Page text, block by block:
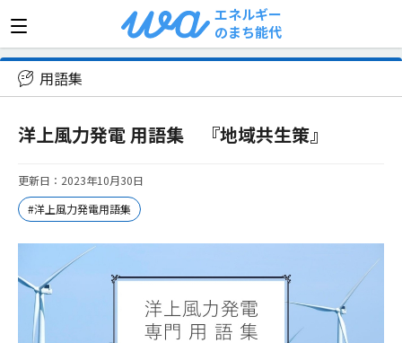
エネルギー
のまち能代
洋上風力発電 用語集 『地域共生策』
用語集
洋上風力発電 用語集 『地域共生策』
更新日：2023年10月30日
#洋上風力発電用語集